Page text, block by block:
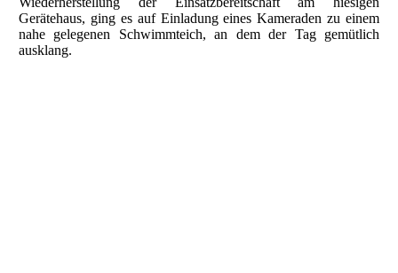
Gerätehaus, ging es auf Einladung eines Kameraden zu einem
nahe gelegenen Schwimmteich, an dem der Tag gemütlich
ausklang.